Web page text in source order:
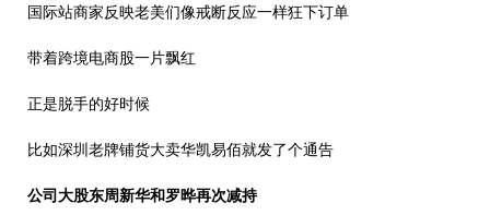
国际站商家反映老美们像戒断反应一样狂下订单
带着跨境电商股一片飘红
正是脱手的好时候
比如深圳老牌铺货大卖华凯易佰就发了个通告
公司大股东周新华和罗晔再次减持